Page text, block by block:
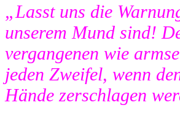
„Lasst uns die
unserem Mund sind!
vergangenen wie
jeden Zweifel, wenn
Hände zerschlagen